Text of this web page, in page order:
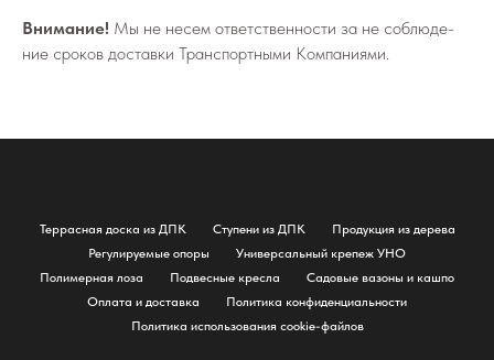
Внимание! Мы не не­сем от­вет­ствен­но­сти за не со­блю­де­
ние сро­ков до­став­ки Транс­порт­ны­ми Ком­па­ни­я­ми.
Террасная доска из ДПК Ступени из ДПК
Продукция из дерева
Регулируемые опоры
Универсальный крепеж УНО
Полимерная лоза
Подвесные кресла
Садовые вазоны и кашпо
Оплата и доставка
Политика конфиденциальности
Политика использования cookie-файлов